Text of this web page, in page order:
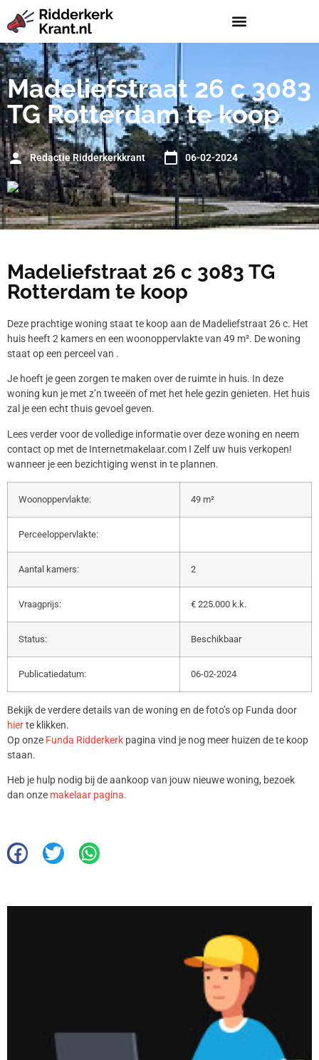
Madeliefstraat 26 c 3083
TG Rotterdam te koop
Redactie Ridderkerkkrant 06-02-2024
Madeliefstraat 26 c 3083 TG
Rotterdam te koop
Deze prachtige woning staat te koop aan de Madeliefstraat 26 c. Het
huis heeft 2 kamers en een woonoppervlakte van 49 m². De woning
staat op een perceel van .
Je hoeft je geen zorgen te maken over de ruimte in huis. In deze
woning kun je met z’n tweeën of met het hele gezin genieten. Het huis
zal je een echt thuis gevoel geven.
Lees verder voor de volledige informatie over deze woning en neem
contact op met de Internetmakelaar.com I Zelf uw huis verkopen!
wanneer je een bezichtiging wenst in te plannen.
Woonoppervlakte: 49 m²
Perceeloppervlakte:
Aantal kamers: 2
Vraagprijs: € 225.000 k.k.
Status: Beschikbaar
Publicatiedatum: 06-02-2024
Bekijk de verdere details van de woning en de foto’s op Funda door
hierte klikken.
Op onze Funda Ridderkerk pagina vind je nog meer huizen de te koop
staan.
Heb je hulp nodig bij de aankoop van jouw nieuwe woning, bezoek
dan onze makelaar pagina.